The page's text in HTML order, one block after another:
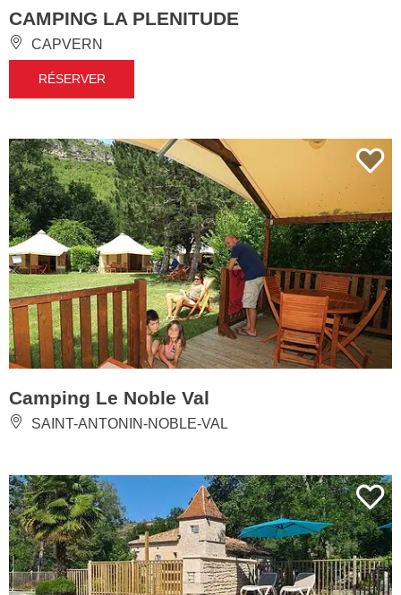
CAMPING LA PLENITUDE
CAPVERN
RÉSERVER
Camping Le Noble Val
SAINT-ANTONIN-NOBLE-VAL